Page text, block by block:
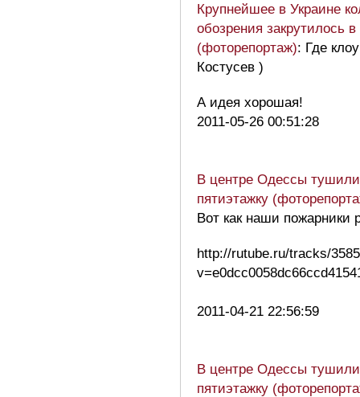
Крупнейшее в Украине
обозрения закрутилось
(фоторепортаж): Где
Костусев )
А идея хорошая!
2011-05-26 00:51:28
В центре Одессы
пятиэтажку
Вот как наши пожарники
http://rutube.ru/tracks/
2011-04-21 22:56:59
В центре Одессы
пятиэтажку